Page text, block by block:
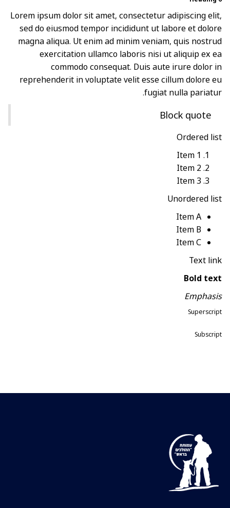
Lorem ipsum dolor sit amet, consectetur adipiscing elit,
sed do eiusmod tempor incididunt ut labore et dolore
magna aliqua. Ut enim ad minim veniam, quis nostrud
exercitation ullamco laboris nisi ut aliquip ex ea
commodo consequat. Duis aute irure dolor in
reprehenderit in voluptate velit esse cillum dolore eu
fugiat nulla pariatur.
Block quote
Ordered list
Item 1
Item 2
Item 3
Unordered list
Item A
Item B
Item C
Text link
Bold text
Emphasis
Superscript
Subscript